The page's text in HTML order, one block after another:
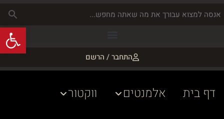
התחבר / הרשם
דף בית אלמנטים
ווקטור